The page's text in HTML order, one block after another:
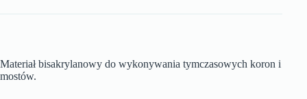
Materiał bisakrylanowy do wykonywania tymczasowych koron i
mostów.